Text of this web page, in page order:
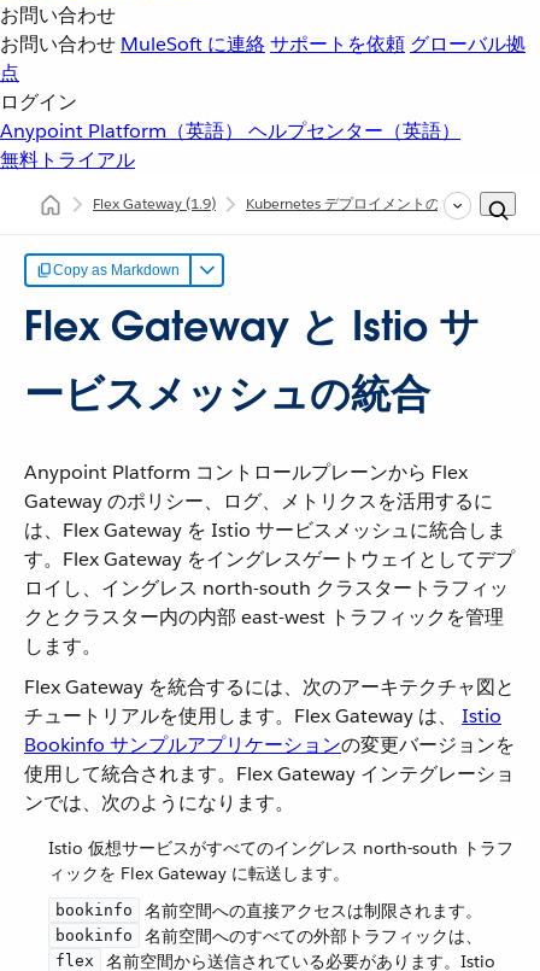
お問い合わせ
お問い合わせ MuleSoft に連絡サポートを依頼 グローバル拠
点
ログイン
Anypoint Platform（英語） ヘルプセンター（英語）
無料トライアル
Flex Gateway(1.9) Kubernetes デプロイメントの管理 Flex
Copy as Markdown
Flex Gateway と Istio サ
ービスメッシュの統合
Anypoint Platform コントロールプレーンから Flex
Gateway のポリシー、ログ、メトリクスを活用するに
は、Flex Gateway を Istio サービスメッシュに統合しま
す。Flex Gateway をイングレスゲートウェイとしてデプ
ロイし、イングレス north-south クラスタートラフィッ
クとクラスター内の内部 east-west トラフィックを管理
します。
Flex Gateway を統合するには、次のアーキテクチャ図と
チュートリアルを使用します。Flex Gateway は、 Istio
Bookinfo サンプルアプリケーション​の変更バージョンを
使用して統合されます。Flex Gateway インテグレーショ
ンでは、次のようになります。
Istio 仮想サービスがすべてのイングレス north-south トラフ
ィックを Flex Gateway に転送します。
bookinfo ​ 名前空間への直接アクセスは制限されます。​
bookinfo ​ 名前空間へのすべての外部トラフィックは、​
flex ​ 名前空間から送信されている必要があります。Istio